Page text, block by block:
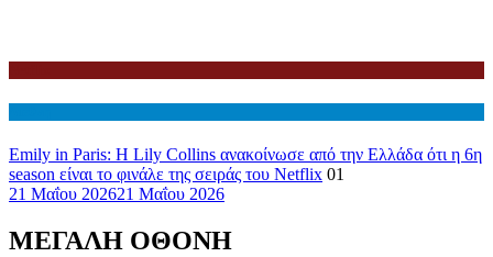
Emily in Paris: Η Lily Collins ανακοίνωσε από την Ελλάδα ότι η 6η
season είναι το φινάλε της σειράς του Netflix 01
21 Μαΐου 202621 Μαΐου 2026
ΜΕΓΑΛΗ ΟΘΟΝΗ